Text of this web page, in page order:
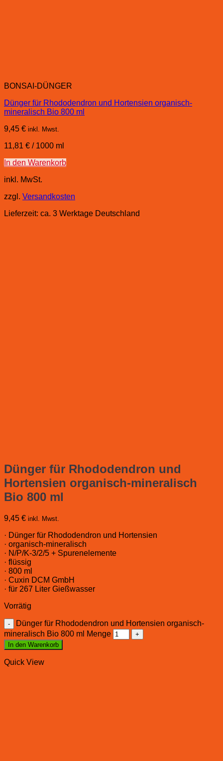
BONSAI-DÜNGER
Dünger für Rhododendron und Hortensien organisch-
mineralisch Bio 800 ml
9,45 € inkl. Mwst.
11,81 € / 1000 ml
In den Warenkorb
inkl. MwSt.
zzgl. Versandkosten
Lieferzeit: ca. 3 Werktage Deutschland
Dünger für Rhododendron und
Hortensien organisch-mineralisch
Bio 800 ml
9,45 € inkl. Mwst.
· Dünger für Rhododendron und Hortensien
· organisch-mineralisch
· N/P/K-3/2/5 + Spurenelemente
· flüssig
· 800 ml
· Cuxin DCM GmbH
· für 267 Liter Gießwasser
Vorrätig
Dünger für Rhododendron und Hortensien organisch-
mineralisch Bio 800 ml Menge
In den Warenkorb
Quick View